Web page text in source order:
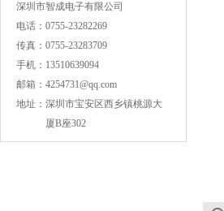
深圳市智成电子有限公司
电话： 0755-23282269
传真： 0755-23283709
手机： 13510639094
邮箱： 4254731@qq.com
地址： 深圳市宝安区西乡镇桃源大
厦B座302